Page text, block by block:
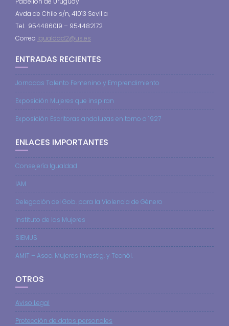
Avda de Chile s/n, 41013 Sevilla
Tel. 954486019 – 954482172
Correo igualdad2@us.es
ENTRADAS RECIENTES
Jornadas Talento Femenino y Emprendimiento
Exposición Mujeres que inspiran
Exposición Escritoras andaluzas en torno a 1927
ENLACES IMPORTANTES
Consejería Igualdad
IAM
Delegación del Gob. para la Violencia de Género
Instituto de las Mujeres
SIEMUS
AMIT – Asoc. Mujeres Investig. y Tecnól.
OTROS
Aviso Legal
Protección de datos personales